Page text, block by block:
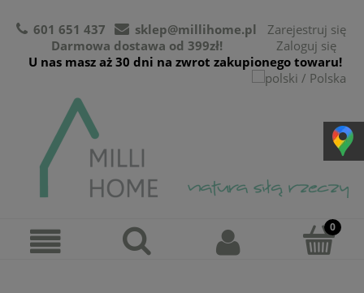
601 651 437
sklep@millihome.pl
Darmowa dostawa od 399zł!
U nas masz aż 30 dni na zwrot zakupionego towaru!
Zarejestruj się
Zaloguj się